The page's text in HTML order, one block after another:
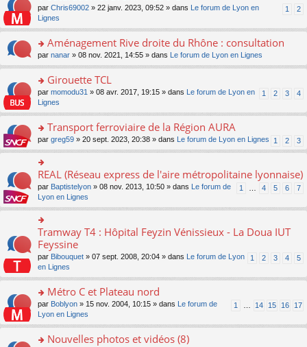
nt
u
ré
e
nt
lu
u
s
ré
e
nt
e
n
o
n
le
u
s
ré
c
nt
s
s
e
n
o
n
le
s
ré
c
e
nt
le
m
e
s
s
e
n
o
n
lu
pl
s
ré
c
nt
o
s
er
le
m
e
s
s
e
n
o
n
lu
pl
ré
e
nt
1 2
par Chris69002 » 22 janv. 2023, 09:52 » dans
Le forum de Lyon en
Lignes
o
n
ult
er
le
m
e
s
a
e
n
o
n
lu
le
pl
u
s
ré
c
e
nt
Aménagement Rive droite du Rhône : consultation
par nanar » 08 nov. 2021, 14:55 » dans Le forum de Lyon en Lignes
o
s
er
le
m
e
s
s
a
e
o
n
lu
le
pl
s
ré
c
e
nt
Girouette TCL
1 2 3 4
par momodu31 » 08 avr. 2017, 19:15 » dans
Le forum de Lyon en
Lignes
o
n
s
ult
er
le
m
e
s
a
e
n
lu
le
pl
s
Transport ferroviaire de la Région AURA
1 2 3
par greg59 » 20 sept. 2023, 20:38 » dans Le forum de Lyon en Lignes
o
n
s
le
m
e
s
s
a
e
n
o
n
lu
REAL (Réseau express de l'aire métropolitaine lyonnaise)
1 4 5 6 7
par Baptistelyon » 08 nov. 2013, 10:50 » dans
Le forum de
Lyon en Lignes
o
n
ult
le
m
e
s
s
g
Tramway T4 : Hôpital Feyzin Vénissieux - La Doua IUT
Feyssine
1 2 3 4 5
par Bibouquet » 07 sept. 2008, 20:04 » dans
Le forum de Lyon
en Lignes
o
s
er
Métro C et Plateau nord
1 14 15 16 17
par Boblyon » 15 nov. 2004, 10:15 » dans
Le forum de
Lyon en Lignes
Nouvelles photos et vidéos (8)